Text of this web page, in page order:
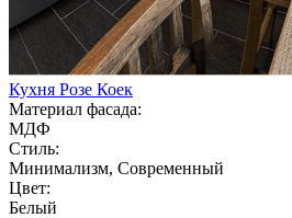
Кухня Розе Коек
Материал фасада:
МДФ
Стиль:
Минимализм, Современный
Цвет:
Белый